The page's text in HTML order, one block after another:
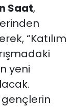
Saat,
“Katılım
yeni